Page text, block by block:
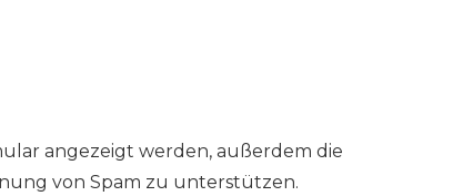
angezeigt werden, außerdem die
von Spam zu unterstützen.